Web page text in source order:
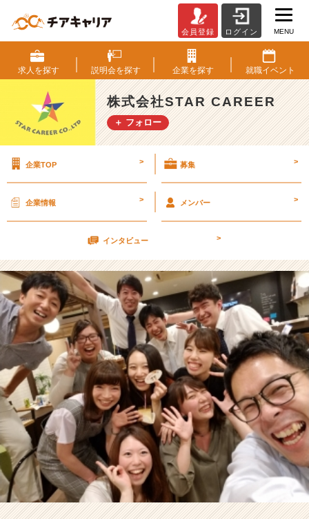
1
4
福
岡
選
考
決
♪
【株
会
社
S
T
A
R
C
A
R
E
E
R
の
タ
イ
ム
ラ
会員登録 ログイン MENU
求人を探す 説明会を探す 企業を探す 就職イベント
株式会社STAR CAREER
＋ フォロー
企業TOP > 募集 >
企業情報 > メンバー >
インタビュー >